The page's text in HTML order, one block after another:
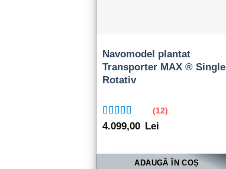
Navomodel plantat
Transporter MAX ® Single
Rotativ
Evaluat la
din 5
(12)
4.099,00 Lei
ADAUGĂ ÎN COȘ